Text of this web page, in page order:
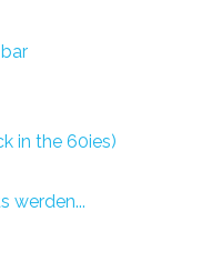
in the 60ies)
werden...